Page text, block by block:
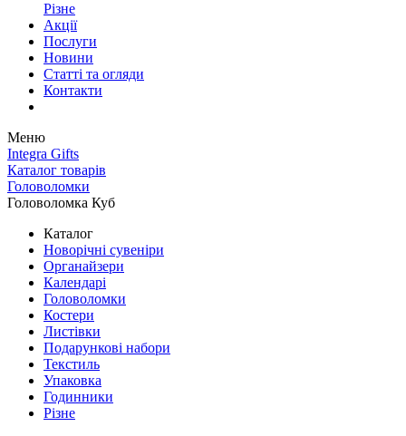
Різне
Акції
Послуги
Новини
Статті та огляди
Контакти
Меню
Integra Gifts
Каталог товарів
Головоломки
Головоломка Куб
Каталог
Новорічні сувеніри
Органайзери
Календарі
Головоломки
Костери
Листівки
Подарункові набори
Текстиль
Упаковка
Годинники
Різне